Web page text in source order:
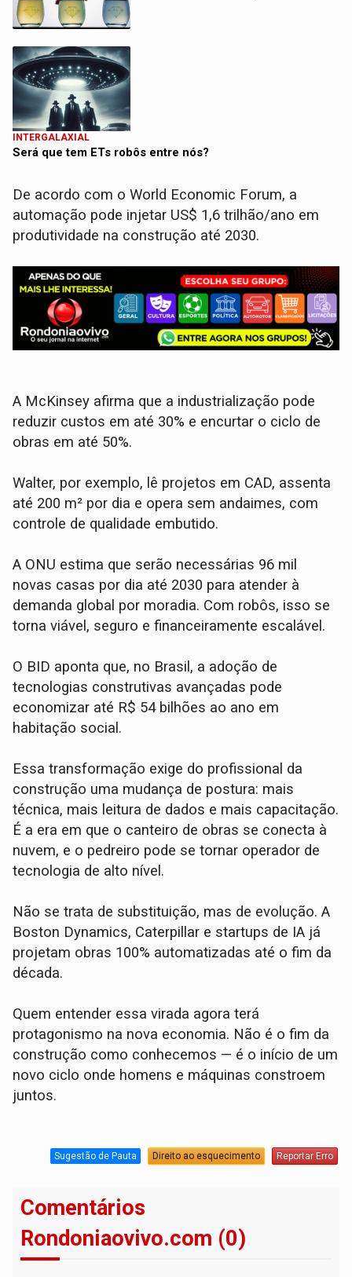
INTERGALAXIAL
Será que tem ETs robôs entre nós?
De acordo com o World Economic Forum, a
automação pode injetar US$ 1,6 trilhão/ano em
produtividade na construção até 2030.
A McKinsey afirma que a industrialização pode
reduzir custos em até 30% e encurtar o ciclo de
obras em até 50%.
Walter, por exemplo, lê projetos em CAD, assenta
até 200 m² por dia e opera sem andaimes, com
controle de qualidade embutido.
A ONU estima que serão necessárias 96 mil
novas casas por dia até 2030 para atender à
demanda global por moradia. Com robôs, isso se
torna viável, seguro e financeiramente escalável.
O BID aponta que, no Brasil, a adoção de
tecnologias construtivas avançadas pode
economizar até R$ 54 bilhões ao ano em
habitação social.
Essa transformação exige do profissional da
construção uma mudança de postura: mais
técnica, mais leitura de dados e mais capacitação.
É a era em que o canteiro de obras se conecta à
nuvem, e o pedreiro pode se tornar operador de
tecnologia de alto nível.
Não se trata de substituição, mas de evolução. A
Boston Dynamics, Caterpillar e startups de IA já
projetam obras 100% automatizadas até o fim da
década.
Quem entender essa virada agora terá
protagonismo na nova economia. Não é o fim da
construção como conhecemos — é o início de um
novo ciclo onde homens e máquinas constroem
juntos.
Sugestão de Pauta Direito ao esquecimento Reportar Erro
Comentários
Rondoniaovivo.com (0)